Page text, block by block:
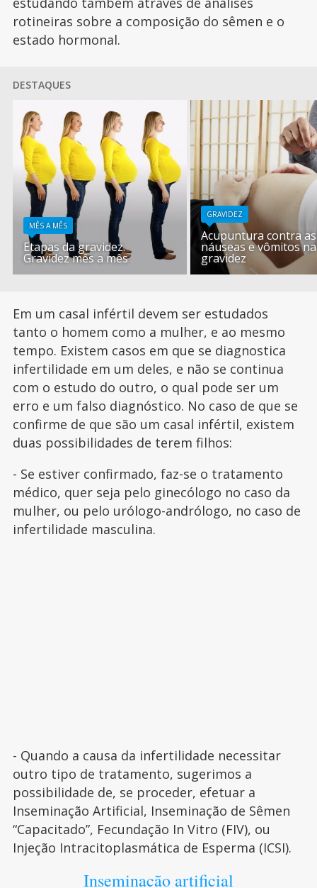
rotineiras sobre a composição do sêmen e o
estado hormonal.
DESTAQUES
MÊS A MÊS
Etapas da gravidez.
Gravidez mês a mês
GRAVIDEZ
Acupuntura contra as
náuseas e vômitos na
gravidez
Em um casal infértil devem ser estudados
tanto o homem como a mulher, e ao mesmo
tempo. Existem casos em que se diagnostica
infertilidade em um deles, e não se continua
com o estudo do outro, o qual pode ser um
erro e um falso diagnóstico. No caso de que se
confirme de que são um casal infértil, existem
duas possibilidades de terem filhos:
- Se estiver confirmado, faz-se o tratamento
médico, quer seja pelo ginecólogo no caso da
mulher, ou pelo urólogo-andrólogo, no caso de
infertilidade masculina.
- Quando a causa da infertilidade necessitar
outro tipo de tratamento, sugerimos a
possibilidade de, se proceder, efetuar a
Inseminação Artificial, Inseminação de Sêmen
“Capacitado”, Fecundação In Vitro (FIV), ou
Injeção Intracitoplasmática de Esperma (ICSI).
Inseminacão artificial